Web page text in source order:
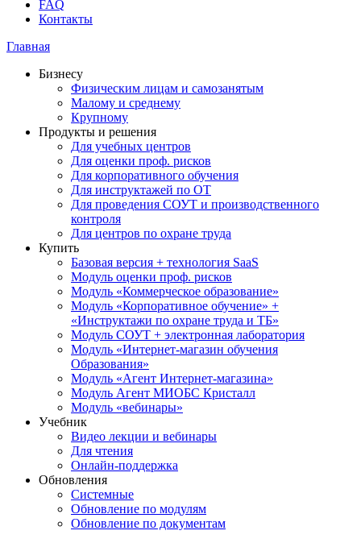
FAQ
Контакты
Главная
Бизнесу
Физическим лицам и самозанятым
Малому и среднему
Крупному
Продукты и решения
Для учебных центров
Для оценки проф. рисков
Для корпоративного обучения
Для инструктажей по ОТ
Для проведения СОУТ и производственного
контроля
Для центров по охране труда
Купить
Базовая версия + технология SaaS
Модуль оценки проф. рисков
Модуль «Коммерческое образование»
Модуль «Корпоративное обучение» +
«Инструктажи по охране труда и ТБ»
Модуль СОУТ + электронная лаборатория
Модуль «Интернет-магазин обучения
Образования»
Модуль «Агент Интернет-магазина»
Модуль Агент МИОБС Кристалл
Модуль «вебинары»
Учебник
Видео лекции и вебинары
Для чтения
Онлайн-поддержка
Обновления
Системные
Обновление по модулям
Обновление по документам